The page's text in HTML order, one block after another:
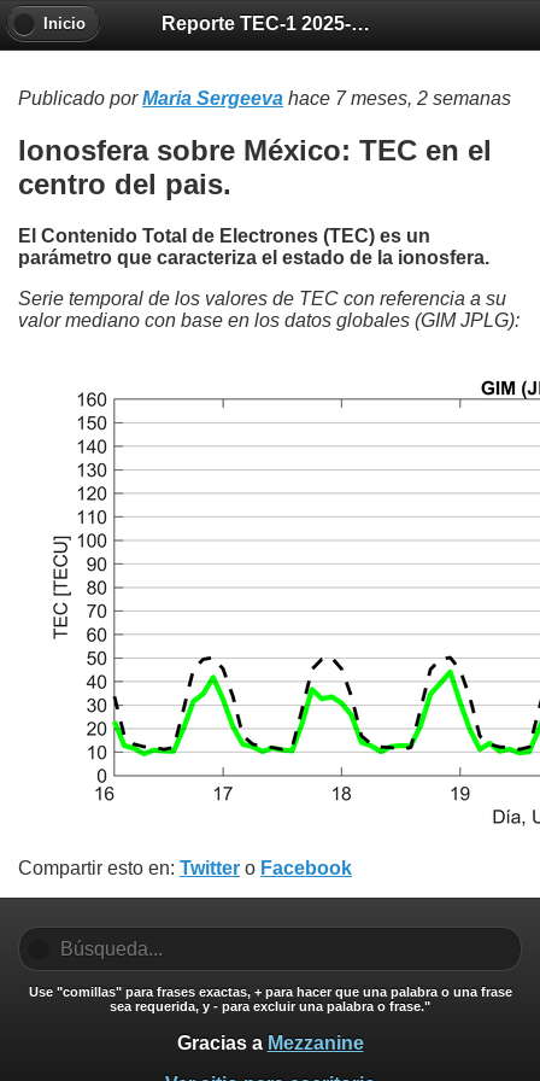
Reporte TEC-1 2025-12-25
Inicio
Publicado porMaria Sergeeva hace 7 meses, 2 semanas
Ionosfera sobre México: TEC en el
centro del pais.
El Contenido Total de Electrones (TEC) es un
parámetro que caracteriza el estado de la ionosfera.
Serie temporal de los valores de TEC con referencia a su
valor mediano con base en los datos globales (GIM JPLG):
Compartir esto en: Twitter o Facebook
Use "comillas" para frases exactas, + para hacer que una palabra o una frase
sea requerida, y - para excluir una palabra o frase."
Gracias a Mezzanine